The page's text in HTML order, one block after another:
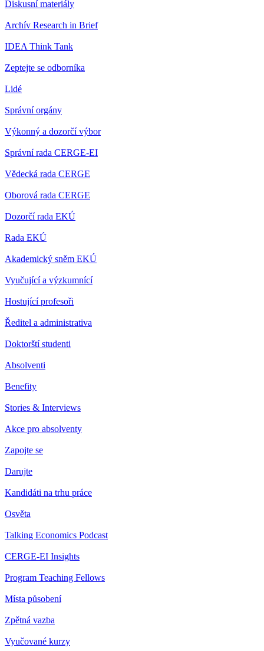
Diskusní materiály
Archív Research in Brief
IDEA Think Tank
Zeptejte se odborníka
Lidé
Správní orgány
Výkonný a dozorčí výbor
Správní rada CERGE-EI
Vědecká rada CERGE
Oborová rada CERGE
Dozorčí rada EKÚ
Rada EKÚ
Akademický sněm EKÚ
Vyučující a výzkumnící
Hostující profesoři
Ředitel a administrativa
Doktorští studenti
Absolventi
Benefity
Stories & Interviews
Akce pro absolventy
Zapojte se
Darujte
Kandidáti na trhu práce
Osvěta
Talking Economics Podcast
CERGE-EI Insights
Program Teaching Fellows
Místa působení
Zpětná vazba
Vyučované kurzy